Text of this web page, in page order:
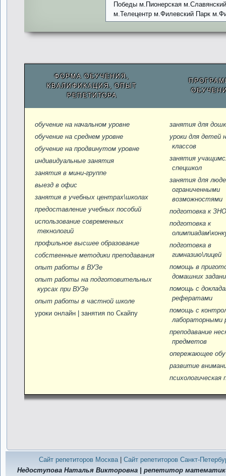
Победы м.Пионерская
м.Телецентр м.Филевский Парк
ФОРМА ОБУЧЕНИЯ,
КВАЛИФИКАЦИЯ, ОПЫТ
РЕПЕТИТОРА
обучение на начальном уровне
обучение на среднем уровне
обучение на продвинутом уровне
индивидуальные занятия
занятия в мини-группе
выезд в офис
занятия в учебных центрах\школах
предоставление учебных пособий
использование современных
технологий
профильное высшее образование
собственные методики преподавания
опыт работы в ВУЗе
опыт работы на подготовительных
курсах при ВУЗе
опыт работы в частной школе
уроки онлайн | занятия по Скайпу
занятия для
уроки для детей
классов
занятия
спецшкол
занятия для
ограниченными
возможностями
подготовка к ЗНО
подготовка к
подготовка в
гимназию\лицей
помощь в
домашних
помощь c
рефератами
помощь с
лабораторными
преподавание
предметов
опережающее
развитие
психологическая
Сайт репетиторов Москва| Сайт репетиторов Санкт-
Недоступова Наталья Викторовна | репетитор